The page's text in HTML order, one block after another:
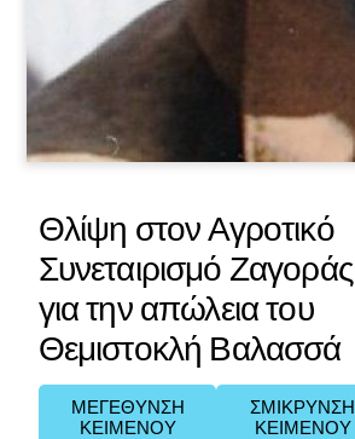
Θλίψη στον Αγροτικό
Συνεταιρισμό Ζαγοράς
για την απώλεια του
Θεμιστοκλή Βαλασσά
ΜΕΓΕΘΥΝΣΗ
ΚΕΙΜΕΝΟΥ
ΣΜΙΚΡΥΝΣΗ
ΚΕΙΜΕΝΟΥ